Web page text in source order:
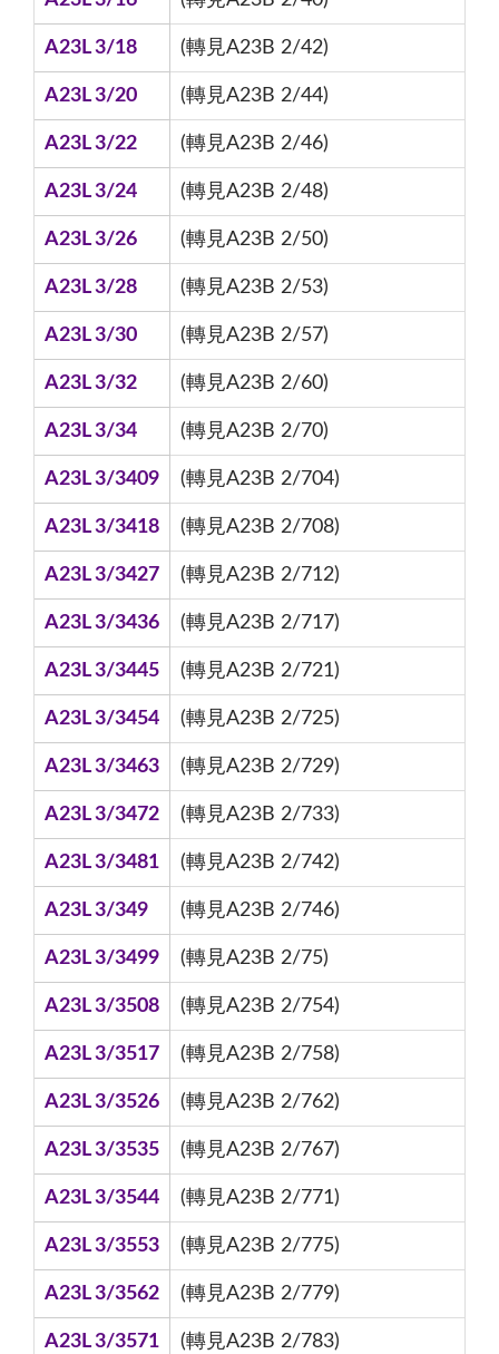
A23L 3/18 (轉見A23B 2/42)
A23L 3/20 (轉見A23B 2/44)
A23L 3/22 (轉見A23B 2/46)
A23L 3/24 (轉見A23B 2/48)
A23L 3/26 (轉見A23B 2/50)
A23L 3/28 (轉見A23B 2/53)
A23L 3/30 (轉見A23B 2/57)
A23L 3/32 (轉見A23B 2/60)
A23L 3/34 (轉見A23B 2/70)
A23L 3/3409 (轉見A23B 2/704)
A23L 3/3418 (轉見A23B 2/708)
A23L 3/3427 (轉見A23B 2/712)
A23L 3/3436 (轉見A23B 2/717)
A23L 3/3445 (轉見A23B 2/721)
A23L 3/3454 (轉見A23B 2/725)
A23L 3/3463 (轉見A23B 2/729)
A23L 3/3472 (轉見A23B 2/733)
A23L 3/3481 (轉見A23B 2/742)
A23L 3/349 (轉見A23B 2/746)
A23L 3/3499 (轉見A23B 2/75)
A23L 3/3508 (轉見A23B 2/754)
A23L 3/3517 (轉見A23B 2/758)
A23L 3/3526 (轉見A23B 2/762)
A23L 3/3535 (轉見A23B 2/767)
A23L 3/3544 (轉見A23B 2/771)
A23L 3/3553 (轉見A23B 2/775)
A23L 3/3562 (轉見A23B 2/779)
A23L 3/3571 (轉見A23B 2/783)